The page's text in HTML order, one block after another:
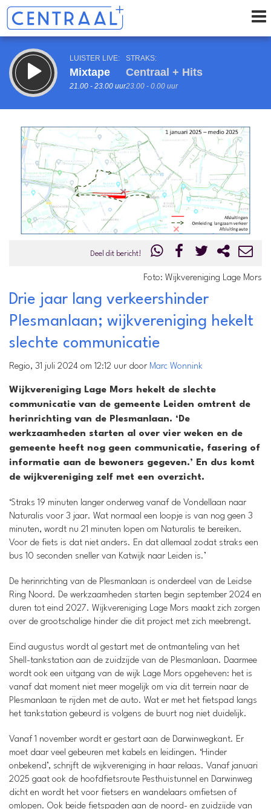
LUISTER LIVE:
Mixtape
21.00 - 23.00 uur
STRAKS:
Centraal + Hits
23.00 - 0.00 uur
Vorig uur uur 1 van 0 Volgend uur
Inklappen
Deel dit bericht!
Foto: Wijkvereniging Lage Mors
Drie jaar lang verkeershinder
Plesmanlaan; wijkvereniging hekelt
slechte communicatie
Regio, 31 juli 2024 om 12:12 uur door Marc Wonnink
Wijkvereniging Lage Mors hekelt de slechte
communicatie van de gemeente Leiden omtrent de
herinrichting van de Plesmanlaan. ‘De
werkzaamheden starten al over vier weken en de
gemeente heeft nog geen communicatie, fasering of
informatie aan de bewoners gegeven.’ En dus komt
de wijkvereniging zelf met een overzicht.
‘Straks 19 minuten langer onderweg vanaf de Vondellaan naar
Naturalis voor 3 jaar. Wat normaal een loopje is van nog geen 3
minuten, wordt nu 21 minuten lopen om Naturalis te bereiken.
Voor de fiets is dat niet anders. En dat allemaal zodat straks een
bus 10 seconden sneller van Katwijk naar Leiden is.’
De herinrichting van de Plesmanlaan is onderdeel van de Leidse
Ring Noord. De werkzaamheden starten begin september 2024 en
duren tot eind 2027. Wijkvereniging Lage Mors maakt zich zorgen
over de grootschalige hinder die dit project met zich meebrengt.
Eind augustus wordt al gestart met de ontmanteling van het
Shell-tankstation aan de zuidzijde van de Plesmanlaan. Daarmee
wordt ook een uitgang van de wijk Lage Mors opgeheven: het is
vanaf dat moment niet meer mogelijk om via dit terrein naar de
Plesmanlaan te rijden met de auto. Wat er met het fietspad langs
het tankstation gebeurd is volgens de buurt nog niet duidelijk.
Vanaf 1 november wordt er gestart aan de Darwinwegkant. Er
moet daar veel gebeuren met kabels en leidingen. ‘Hinder
onbekend’, schrijft de wijkvereniging in haar relaas. Vanaf januari
2025 gaat ook de hoofdfietsroute Pesthuistunnel en Darwinweg
dicht en wordt het voor fietsers en wandelaars omfietsen of
omlopen. Ook beide fietspaden aan de noord- en zuidzijde van